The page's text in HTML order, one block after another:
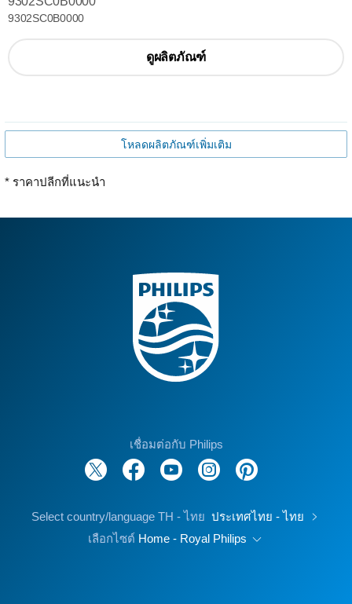
9302SC0B0000
ดูผลิตภัณฑ์
โหลดผลิตภัณฑ์เพิ่มเติม
* ราคาปลีกที่แนะนำ
เชื่อมต่อกับ Philips
Select country/language TH - ไทย ประเทศไทย - ไทย
เลือกไซต์ Home - Royal Philips